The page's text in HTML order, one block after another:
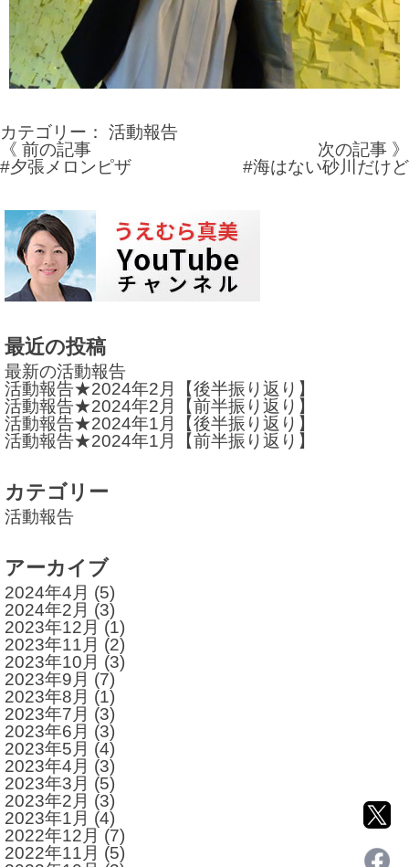
カテゴリー： 活動報告
投
ナ
ビ
ゲ
シ
ョ
ン
《 前の記事
#夕張メロンピザ
次の記事 》
#海はない砂川だけど
最近の投稿
最新の活動報告
活動報告★2024年2月【後半振り返り】
活動報告★2024年2月【前半振り返り】
活動報告★2024年1月【後半振り返り】
活動報告★2024年1月【前半振り返り】
カテゴリー
活動報告
アーカイブ
2024年4月 (5)
2024年2月 (3)
2023年12月 (1)
2023年11月 (2)
2023年10月 (3)
2023年9月 (7)
2023年8月 (1)
2023年7月 (3)
2023年6月 (3)
2023年5月 (4)
2023年4月 (3)
2023年3月 (5)
2023年2月 (3)
2023年1月 (4)
2022年12月 (7)
2022年11月 (5)